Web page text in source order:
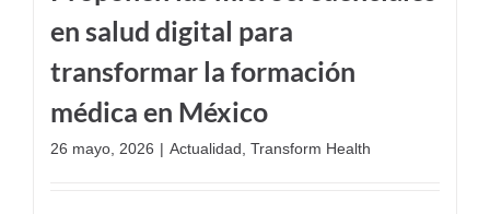
en salud digital para
transformar la formación
médica en México
26 mayo, 2026 | Actualidad Transform Health